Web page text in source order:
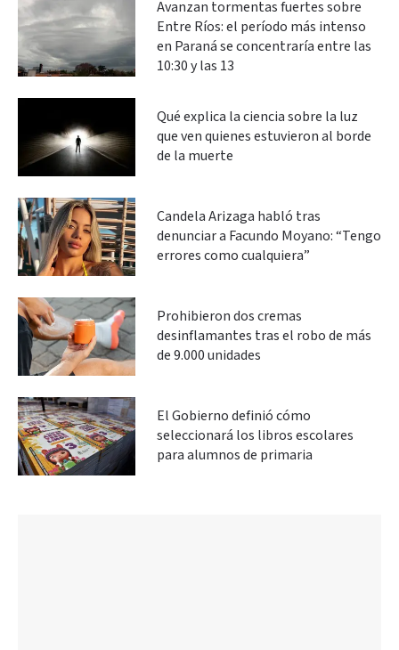
Avanzan tormentas fuertes sobre
Entre Ríos: el período más intenso
en Paraná se concentraría entre las
10:30 y las 13
Qué explica la ciencia sobre la luz
que ven quienes estuvieron al borde
de la muerte
Candela Arizaga habló tras
denunciar a Facundo Moyano: “Tengo
errores como cualquiera”
Prohibieron dos cremas
desinflamantes tras el robo de más
de 9.000 unidades
El Gobierno definió cómo
seleccionará los libros escolares
para alumnos de primaria